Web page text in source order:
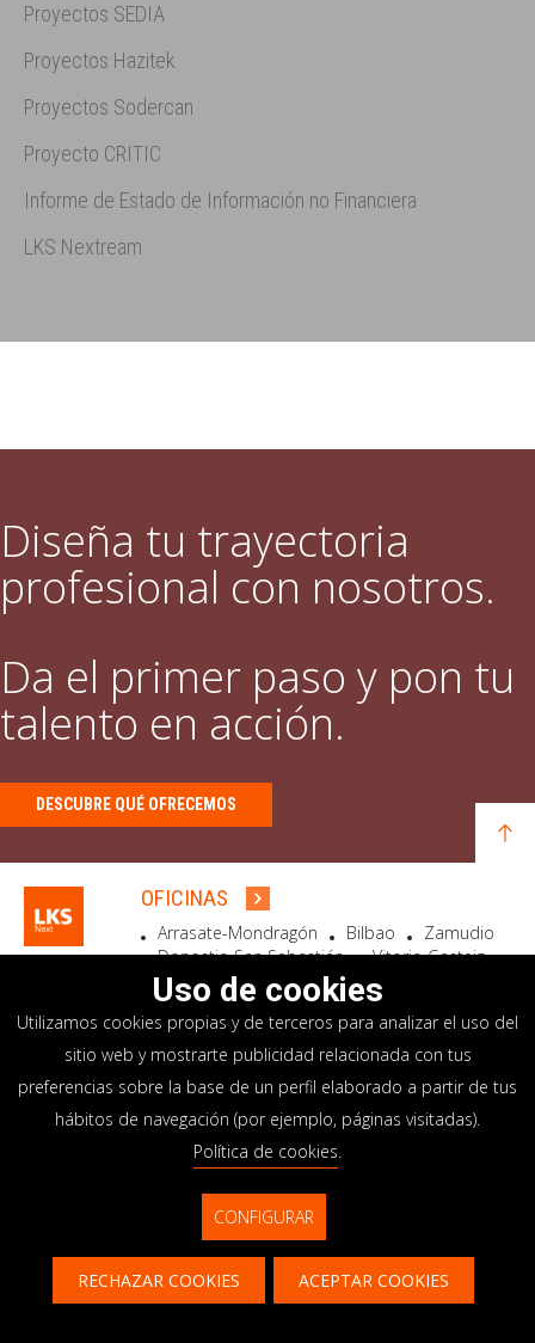
Proyectos SEDIA
Proyectos Hazitek
Proyectos Sodercan
Proyecto CRITIC
Informe de Estado de Información no Financiera
LKS Nextream
Diseña tu trayectoria
profesional con nosotros.
Da el primer paso y pon tu
talento en acción.
DESCUBRE QUÉ OFRECEMOS
OFICINAS
Arrasate-Mondragón Bilbao
Zamudio
Donostia-San Sebastián
Vitoria-Gasteiz
Madrid
El Astillero Bidart
SEDE SOCIAL
Goiru, 7 Arrasate-Mondragón
CP 20500 GIPUZKOA – SPAIN
+34 900 84 14 14
info@lksnext.com
Aviso legal
Portal de privacidad
Política de cookies
Sistema interno información
Uso de cookies
Utilizamos cookies propias y de terceros para analizar el uso del
sitio web y mostrarte publicidad relacionada con tus
preferencias sobre la base de un perfil elaborado a partir de tus
hábitos de navegación (por ejemplo, páginas visitadas).
Política de cookies.
CONFIGURAR
RECHAZAR COOKIES ACEPTAR COOKIES